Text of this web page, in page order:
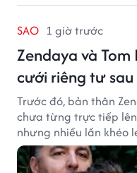
SAO 1 giờ trước
Zendaya và
cưới riêng tư
Trước đó, bản thân
chưa từng trực tiếp
nhưng nhiều lần khéo